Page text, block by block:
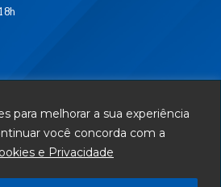
para melhorar a sua experiência
você concorda com a
e Privacidade